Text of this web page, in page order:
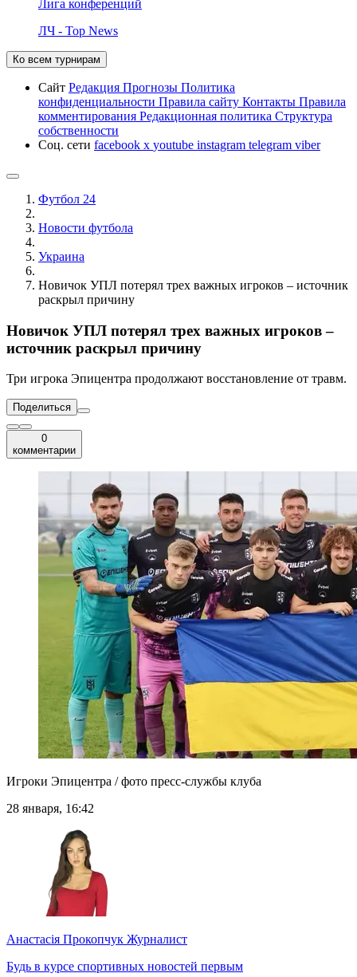
Лига конференций
ЛЧ - Top News
Ко всем турнирам
Сайт Редакция Прогнозы Политика
конфиденциальности Правила сайту Контакты Правила
комментирования Редакционная политика Структура
собственности
Соц. сети facebook x youtube instagram telegram viber
Футбол 24
Новости футбола
Украина
Новичок УПЛ потерял трех важных игроков – источник
раскрыл причину
Новичок УПЛ потерял трех важных игроков –
источник раскрыл причину
Три игрока Эпицентра продолжают восстановление от травм.
Поделиться
0
комментарии
Игроки Эпицентра / фото пресс-службы клуба
28 января, 16:42
Анастасія Прокопчук Журналист
Будь в курсе спортивных новостей первым